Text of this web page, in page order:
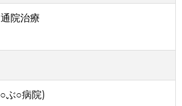
院治療
ぶ○病院)